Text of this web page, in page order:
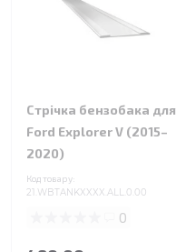
Стрічка бензобака для
Ford Explorer V (2015–
2020)
Код товару:
21.WBTANKXXXX.ALL.0.00
0